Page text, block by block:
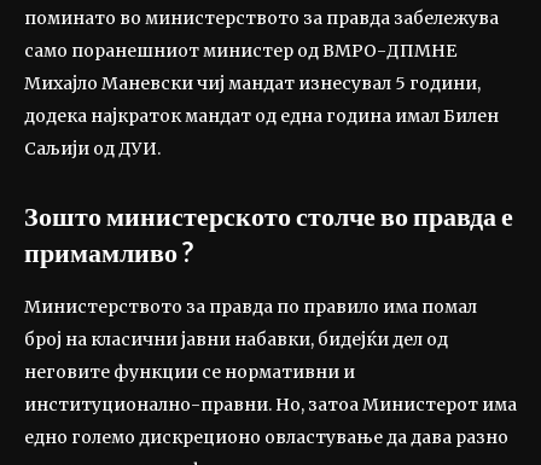
поминато во министерството за правда забележува
само поранешниот министер од ВМРО-ДПМНЕ
Михајло Маневски чиј мандат изнесувал 5 години,
додека најкраток мандат од една година имал Билен
Саљији од ДУИ.
Зошто министерското столче во правда е
примамливо ?
Министерството за правда по правило има помал
број на класични јавни набавки, бидејќи дел од
неговите функции се нормативни и
институционално-правни. Но, затоа Министерот има
едно големо дискреционо овластување да дава разно